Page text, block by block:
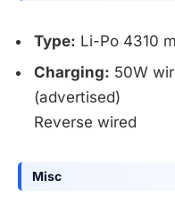
Type: Li-Po 4310
Charging: 50W
(advertised)
Reverse wired
Misc